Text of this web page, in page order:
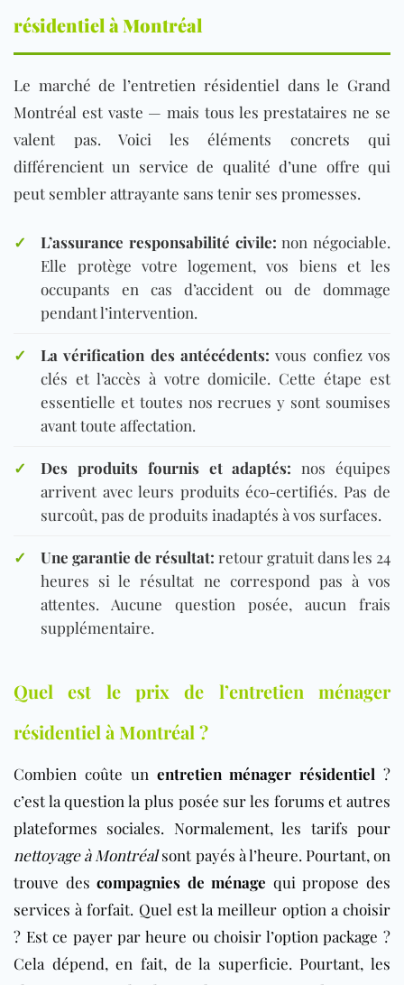
résidentiel à Montréal
Le marché de l’entretien résidentiel dans le Grand
Montréal est vaste — mais tous les prestataires ne se
valent pas. Voici les éléments concrets qui
différencient un service de qualité d’une offre qui
peut sembler attrayante sans tenir ses promesses.
✓ L’assurance responsabilité civile: non négociable.
Elle protège votre logement, vos biens et les
occupants en cas d’accident ou de dommage
pendant l’intervention.
✓ La vérification des antécédents: vous confiez vos
clés et l’accès à votre domicile. Cette étape est
essentielle et toutes nos recrues y sont soumises
avant toute affectation.
✓ Des produits fournis et adaptés: nos équipes
arrivent avec leurs produits éco-certifiés. Pas de
surcoût, pas de produits inadaptés à vos surfaces.
✓ Une garantie de résultat: retour gratuit dans les 24
heures si le résultat ne correspond pas à vos
attentes. Aucune question posée, aucun frais
supplémentaire.
Quel est le prix de l’entretien ménager
résidentiel à Montréal ?
Combien coûte un entretien ménager résidentiel ?
c’est la question la plus posée sur les forums et autres
plateformes sociales. Normalement, les tarifs pour
nettoyage à Montréalsont payés à l’heure. Pourtant, on
trouve descompagnies de ménage qui propose des
services à forfait. Quel est la meilleur option a choisir
? Est ce payer par heure ou choisir l’option package ?
Cela dépend, en fait, de la superficie. Pourtant, les